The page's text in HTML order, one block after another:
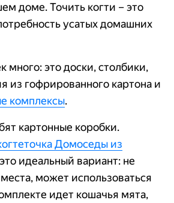
доме. Точить когти – это
усатых домашних
много: это доски, столбики,
из гофрированного картона и
комплексы.
картонные коробки.
Домоседы из
идеальный вариант: не
может использоваться
идет кошачья мята,